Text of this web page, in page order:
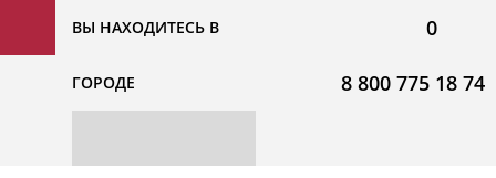
ВЫ НАХОДИТЕСЬ В
ГОРОДЕ
0
8 800 775 18 74